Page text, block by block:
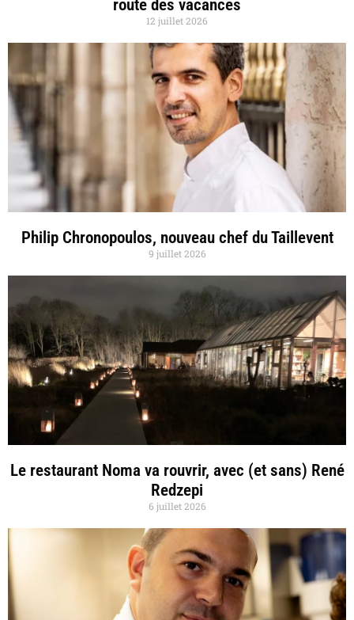
route des vacances
12 juillet 2026
Philip Chronopoulos, nouveau chef du Taillevent
9 juillet 2026
Le restaurant Noma va rouvrir, avec (et sans) René
Redzepi
6 juillet 2026